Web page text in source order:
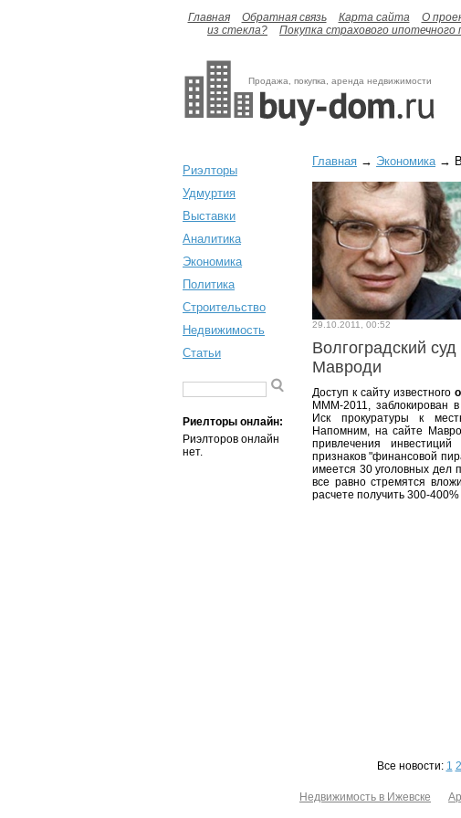
Главная Обратная связь Карта сайта О
из стекла?
Покупка страхового ипотечного
Продажа, покупка, аренда недвижимости
Риэлторы
Удмуртия
Выставки
Аналитика
Экономика
Политика
Строительство
Недвижимость
Статьи
Риелторы онлайн:
Риэлторов онлайн
нет.
Главная → Экономика→
29.10.2011, 00:52
Волгоградский
Мавроди
Доступ к сайту известного
МММ-2011, заблокирован
Иск прокуратуры к
Напомним, на сайте
привлечения
признаков "финансовой
имеется 30 уголовных дел
все равно стремятся
расчете получить 300-
Все новости: 1 2
Недвижимость в Ижевске